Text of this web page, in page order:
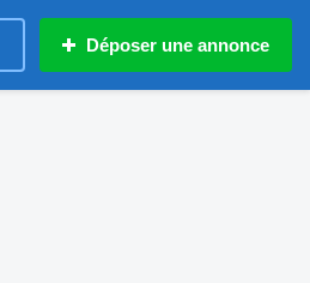
Déposer une annonce